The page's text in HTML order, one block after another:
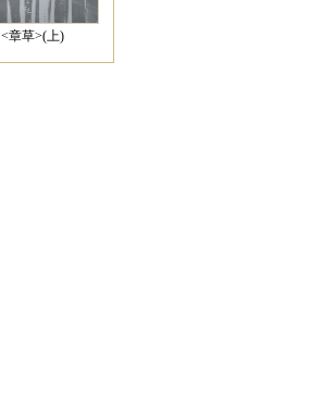
<章草>(上)